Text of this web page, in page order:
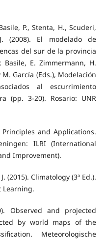
P., Stenta, H., Scuderi,
(2008). El modelado de
del sur de la provincia
Basile, E. Zimmermann, H.
García (Eds.), Modelación
al escurrimiento
(pp. 3-20). Rosario: UNR
Principles and Applications.
ILRI (International
Improvement).
(2015). Climatology (3ª Ed.).
Learning.
Observed and projected
by world maps of the
Meteorologische